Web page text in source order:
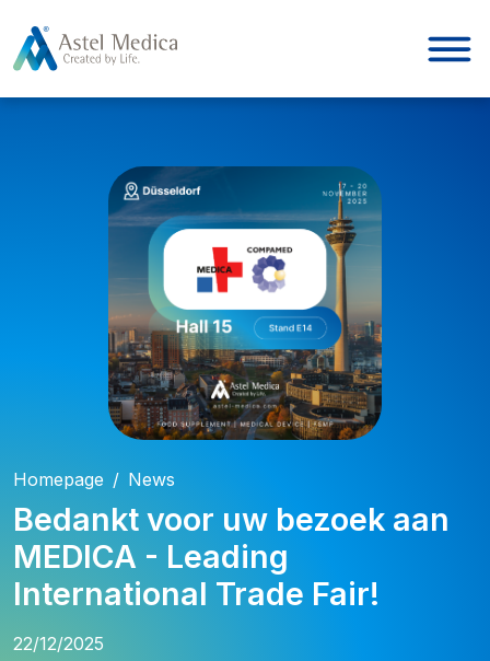
Homepage / News
Bedankt voor uw bezoek aan
MEDICA - Leading
International Trade Fair!
22/12/2025